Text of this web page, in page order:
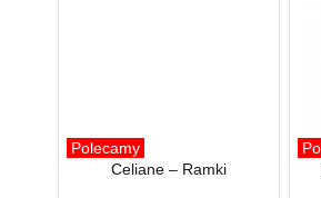
Polecamy
Celiane – Ramki